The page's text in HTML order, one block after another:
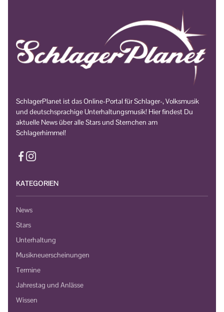
SchlagerPlanet ist das Online-Portal für Schlager-, Volksmusik
und deutschsprachige Unterhaltungsmusik! Hier findest Du
aktuelle News über alle Stars und Sternchen am
Schlagerhimmel!
KATEGORIEN
News
Stars
Unterhaltung
Musikneuerscheinungen
Termine
Jahrestag und Anlässe
Wissen